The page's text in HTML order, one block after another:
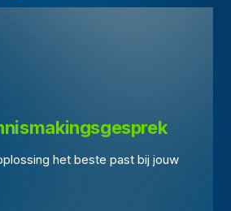
het beste past bij jouw